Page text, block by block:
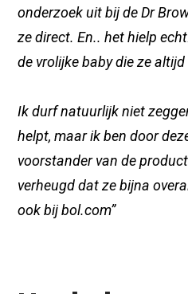
onderzoek uit bij de Dr
ze direct. En.. het hielp
de vrolijke baby die ze altijd
Ik durf natuurlijk niet
helpt, maar ik ben door
voorstander van de
verheugd dat ze bijna
ook bij bol.com”